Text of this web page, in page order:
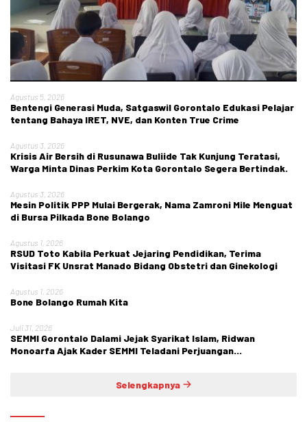
Agustus 5, 2026
Bentengi Generasi Muda, Satgaswil Gorontalo Edukasi Pelajar
tentang Bahaya IRET, NVE, dan Konten True Crime
Agustus 3, 2026
Krisis Air Bersih di Rusunawa Buliide Tak Kunjung Teratasi,
Warga Minta Dinas Perkim Kota Gorontalo Segera Bertindak.
Agustus 3, 2026
Mesin Politik PPP Mulai Bergerak, Nama Zamroni Mile Menguat
di Bursa Pilkada Bone Bolango
Agustus 1, 2026
RSUD Toto Kabila Perkuat Jejaring Pendidikan, Terima
Visitasi FK Unsrat Manado Bidang Obstetri dan Ginekologi
Agustus 1, 2026
Bone Bolango Rumah Kita
Juli 31, 2026
SEMMI Gorontalo Dalami Jejak Syarikat Islam, Ridwan
Monoarfa Ajak Kader SEMMI Teladani Perjuangan
Selengkapnya